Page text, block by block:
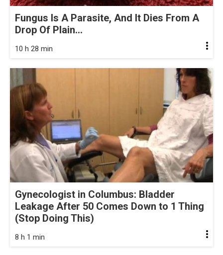
Fungus Is A Parasite, And It Dies From A
Drop Of Plain...
10 h 28 min
Gynecologist in Columbus: Bladder
Leakage After 50 Comes Down to 1 Thing
(Stop Doing This)
8 h 1 min